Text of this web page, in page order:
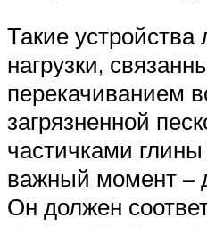
Такие
нагрузки,
перекачиванием
загрязненной
частичками
важный момент –
Он должен